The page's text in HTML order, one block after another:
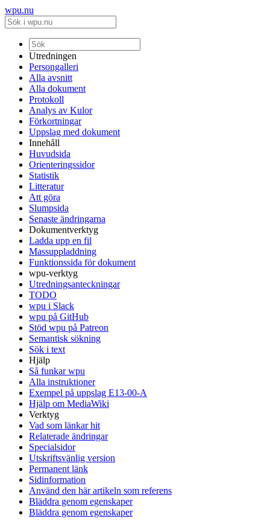
wpu.nu
Utredningen
Persongalleri
Alla avsnitt
Alla dokument
Protokoll
Analys av Kulor
Förkortningar
Uppslag med dokument
Innehåll
Huvudsida
Orienteringssidor
Statistik
Litteratur
Att göra
Slumpsida
Senaste ändringarna
Dokumentverktyg
Ladda upp en fil
Massuppladdning
Funktionssida för dokument
wpu-verktyg
Utredningsanteckningar
TODO
wpu i Slack
wpu på GitHub
Stöd wpu på Patreon
Semantisk sökning
Sök i text
Hjälp
Så funkar wpu
Alla instruktioner
Exempel på uppslag E13-00-A
Hjälp om MediaWiki
Verktyg
Vad som länkar hit
Relaterade ändringar
Specialsidor
Utskriftsvänlig version
Permanent länk
Sidinformation
Använd den här artikeln som referens
Bläddra genom egenskaper
Bläddra genom egenskaper